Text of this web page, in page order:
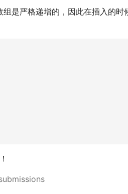
组是严格递增的，因此在插入的时